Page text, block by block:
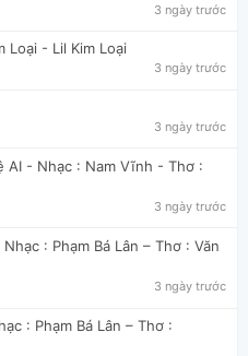
3 ngày trước
Loại - Lil Kim Loại
3 ngày trước
3 ngày trước
AI - Nhạc : Nam Vĩnh - Thơ :
3 ngày trước
Nhạc : Phạm Bá Lân – Thơ : Văn
3 ngày trước
: Phạm Bá Lân – Thơ :